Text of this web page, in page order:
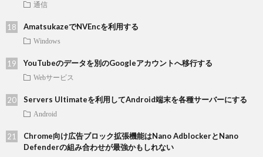
通信
AmatsukazeでNVEncを利用する
Windows
YouTubeのデータを別のGoogleアカウントへ移行する
Webサービス
Servers Ultimateを利用してAndroid端末を各種サーバーにする
Android
Chrome向け広告ブロック拡張機能はNano AdblockerとNano
Defenderの組み合わせが最強かもしれない